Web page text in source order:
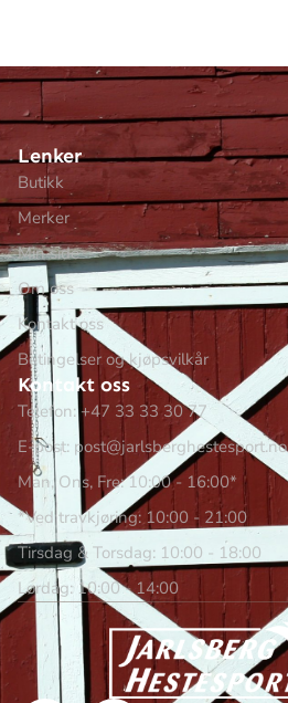
Lenker
Butikk
Merker
Min side
Om oss
Kontakt oss
Betingelser og kjøpsvilkår
Kontakt oss
Telefon: +47 33 33 30 77
E-post: post@jarlsberghestesport.no
Man, Ons, Fre: 10:00 - 16:00*
*Ved travkjøring: 10:00 - 21:00
Tirsdag & Torsdag: 10:00 - 18:00
Lørdag: 10:00 - 14:00